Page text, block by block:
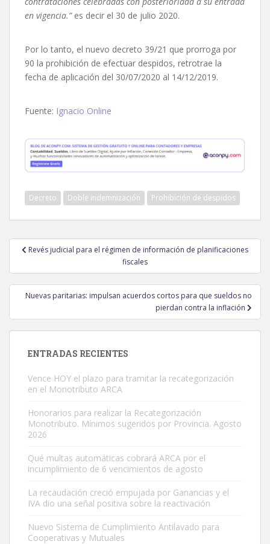
en vigencia.”es decir el 30 de julio 2020.
Por lo tanto, el nuevo decreto 39/21 que prorroga por
90 la prohibición de efectuar despidos, retrotrae la
fecha de aplicación del 30/07/2020 al 14/12/2019.
Fuente: Ignacio Online
Decreto Doble indemnización Prohibición de despidos
Navegación
entradas
Revés judicial para el régimen de información de planificaciones
fiscales
Nuevas paritarias: impulsan acuerdos cortos para que sueldos no
pierdan contra la inflación
ENTRADAS RECIENTES
Vence HOY el plazo para tramitar la recategorización
en el Monotributo ARCA
Honorarios para realizar la Recategorización
Monotributo. Mínimos sugeridos por Provincia. Agosto
2026
Qué multas automáticas cobrará ARCA por el
incumplimiento de 6 vencimientos de agosto
La recaudación creció empujada por Ganancias y el
IVA dio una señal positiva sobre la reactivación
Nuevo Sistema de Cumplimiento Antilavado para
Cooperativas y Mutuales